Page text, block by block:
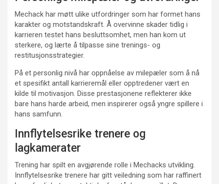
Mechack har møtt ulike utfordringer som har formet hans
karakter og motstandskraft. Å overvinne skader tidlig i
karrieren testet hans besluttsomhet, men han kom ut
sterkere, og lærte å tilpasse sine trenings- og
restitusjonsstrategier.
På et personlig nivå har oppnåelse av milepæler som å nå
et spesifikt antall karrieremål eller opptredener vært en
kilde til motivasjon. Disse prestasjonene reflekterer ikke
bare hans harde arbeid, men inspirerer også yngre spillere i
hans samfunn.
Innflytelsesrike trenere og
lagkamerater
Trening har spilt en avgjørende rolle i Mechacks utvikling.
Innflytelsesrike trenere har gitt veiledning som har raffinert